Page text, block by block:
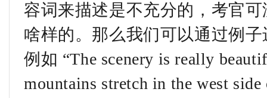
容词来描述是不充分的，考官
啥样的。那么我们可以通过例
例如 “The scenery is really
mountains stretch in the west